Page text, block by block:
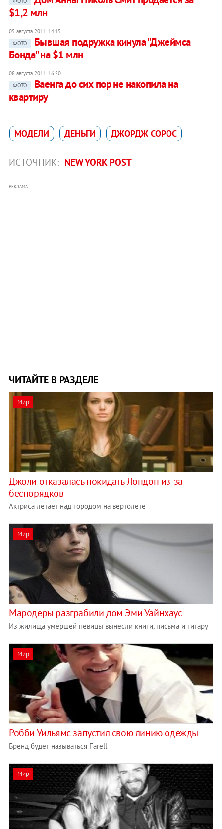
$1,2 млн
05 августа 2011, 14:15
ФОТО
Бывшая подружка кинула "Джеймса
Бонда" на $1 млн
08 августа 2011, 16:20
ФОТО
Ваенга до сих пор не накопила на
квартиру
МОДЕЛИ ДЕНЬГИ ДЖОРДЖ СОРОС
ИСТОЧНИК: NEW YORK POST
РЕКЛАМА
ЧИТАЙТЕ В РАЗДЕЛЕ
Мир
Джоли отказалась покидать Лондон из-за
беспорядков
Актриса летает над городом на вертолете
Мир
Мародеры разграбили дом Эми Уайнхаус
Из жилища умершей певицы вынесли книги, письма и гитару
Мир
Робби Уильямс запустил свою линию одежды
Бренд будет называться Farell
Мир